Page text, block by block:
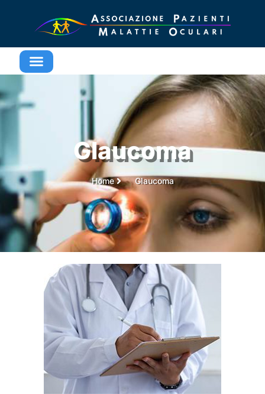
Glaucoma
Home Glaucoma